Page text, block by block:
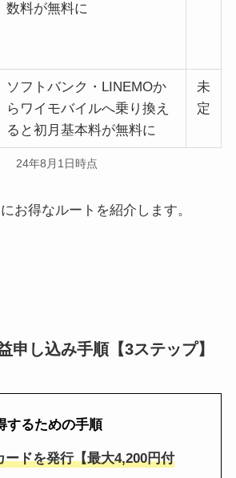
数料が無料に
ソフトバンク・LINEMOか
らワイモバイルへ乗り換え
ると初月基本料が無料に
未
定
24年8月1日時点
お得なルートを紹介します。
申し込み手順【3ステップ】
するための手順
ードを発行【最大4,200円付